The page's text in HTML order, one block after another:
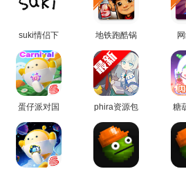
suki情侣下
载最新版本
地铁跑酷锅
巴洛阳同款
版本下载
载
蛋仔派对国
际服Eggy
Party下载正
版
phira资源包
下载安卓最
新版
糖